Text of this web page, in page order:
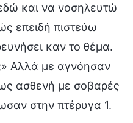
και να νοσηλευτώ
επειδή πιστεύω
καν το θέμα.
Αλλά με αγνόησαν
ασθενή με σοβαρές
στην πτέρυγα 1.